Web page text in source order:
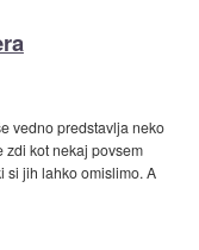
vedno predstavlja neko
zdi kot nekaj povsem
si jih lahko omislimo. A